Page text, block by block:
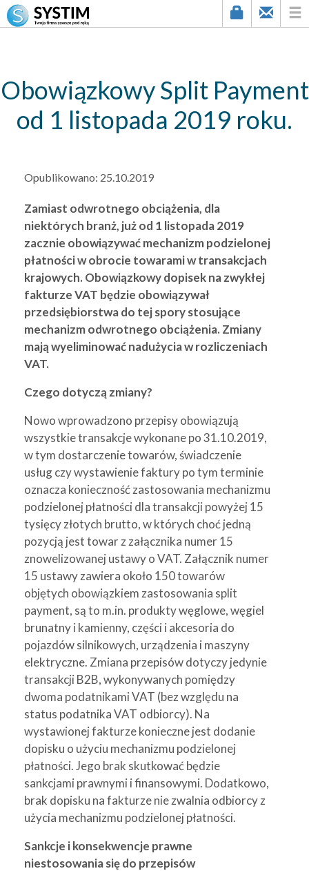
string(1) "9"
Obowiązkowy Split Payment
od 1 listopada 2019 roku.
Opublikowano: 25.10.2019
Zamiast odwrotnego obciążenia, dla
niektórych branż, już od 1 listopada 2019
zacznie obowiązywać mechanizm podzielonej
płatności w obrocie towarami w transakcjach
krajowych. Obowiązkowy dopisek na zwykłej
fakturze VAT będzie obowiązywał
przedsiębiorstwa do tej spory stosujące
mechanizm odwrotnego obciążenia. Zmiany
mają wyeliminować nadużycia w rozliczeniach
VAT.
Czego dotyczą zmiany?
Nowo wprowadzono przepisy obowiązują
wszystkie transakcje wykonane po 31.10.2019,
w tym dostarczenie towarów, świadczenie
usług czy wystawienie faktury po tym terminie
oznacza konieczność zastosowania mechanizmu
podzielonej płatności dla transakcji powyżej 15
tysięcy złotych brutto, w których choć jedną
pozycją jest towar z załącznika numer 15
znowelizowanej ustawy o VAT. Załącznik numer
15 ustawy zawiera około 150 towarów
objętych obowiązkiem zastosowania split
payment, są to m.in. produkty węglowe, węgiel
brunatny i kamienny, części i akcesoria do
pojazdów silnikowych, urządzenia i maszyny
elektryczne. Zmiana przepisów dotyczy jedynie
transakcji B2B, wykonywanych pomiędzy
dwoma podatnikami VAT (bez względu na
status podatnika VAT odbiorcy). Na
wystawionej fakturze konieczne jest dodanie
dopisku o użyciu mechanizmu podzielonej
płatności. Jego brak skutkować będzie
sankcjami prawnymi i finansowymi. Dodatkowo,
brak dopisku na fakturze nie zwalnia odbiorcy z
użycia mechanizmu podzielonej płatności.
Sankcje i konsekwencje prawne
niestosowania się do przepisów